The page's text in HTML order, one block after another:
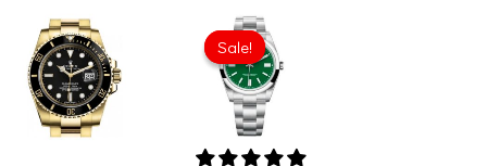
Sale!
Sale!
Original
price
was:
£1,032.00.